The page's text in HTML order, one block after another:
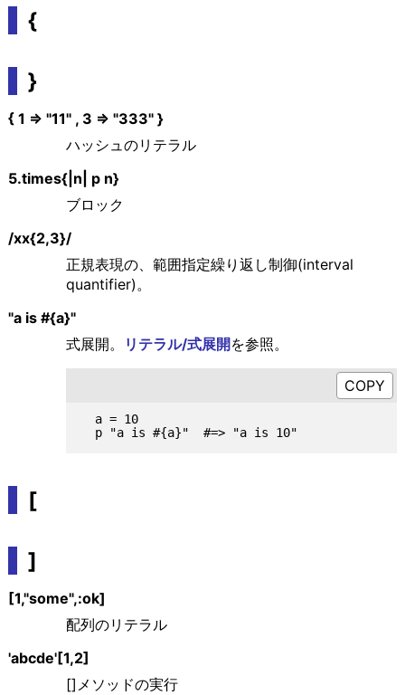
{
}
{ 1 => "11" , 3 => "333" }
ハッシュのリテラル
5.times{|n| p n}
ブロック
/xx{2,3}/
正規表現の、範囲指定繰り返し制御(interval
quantifier)。
"a is #{a}"
式展開。
リテラル/式展開を参照。
  a = 10
[
]
[1,"some",:ok]
配列のリテラル
'abcde'[1,2]
[]メソッドの実行